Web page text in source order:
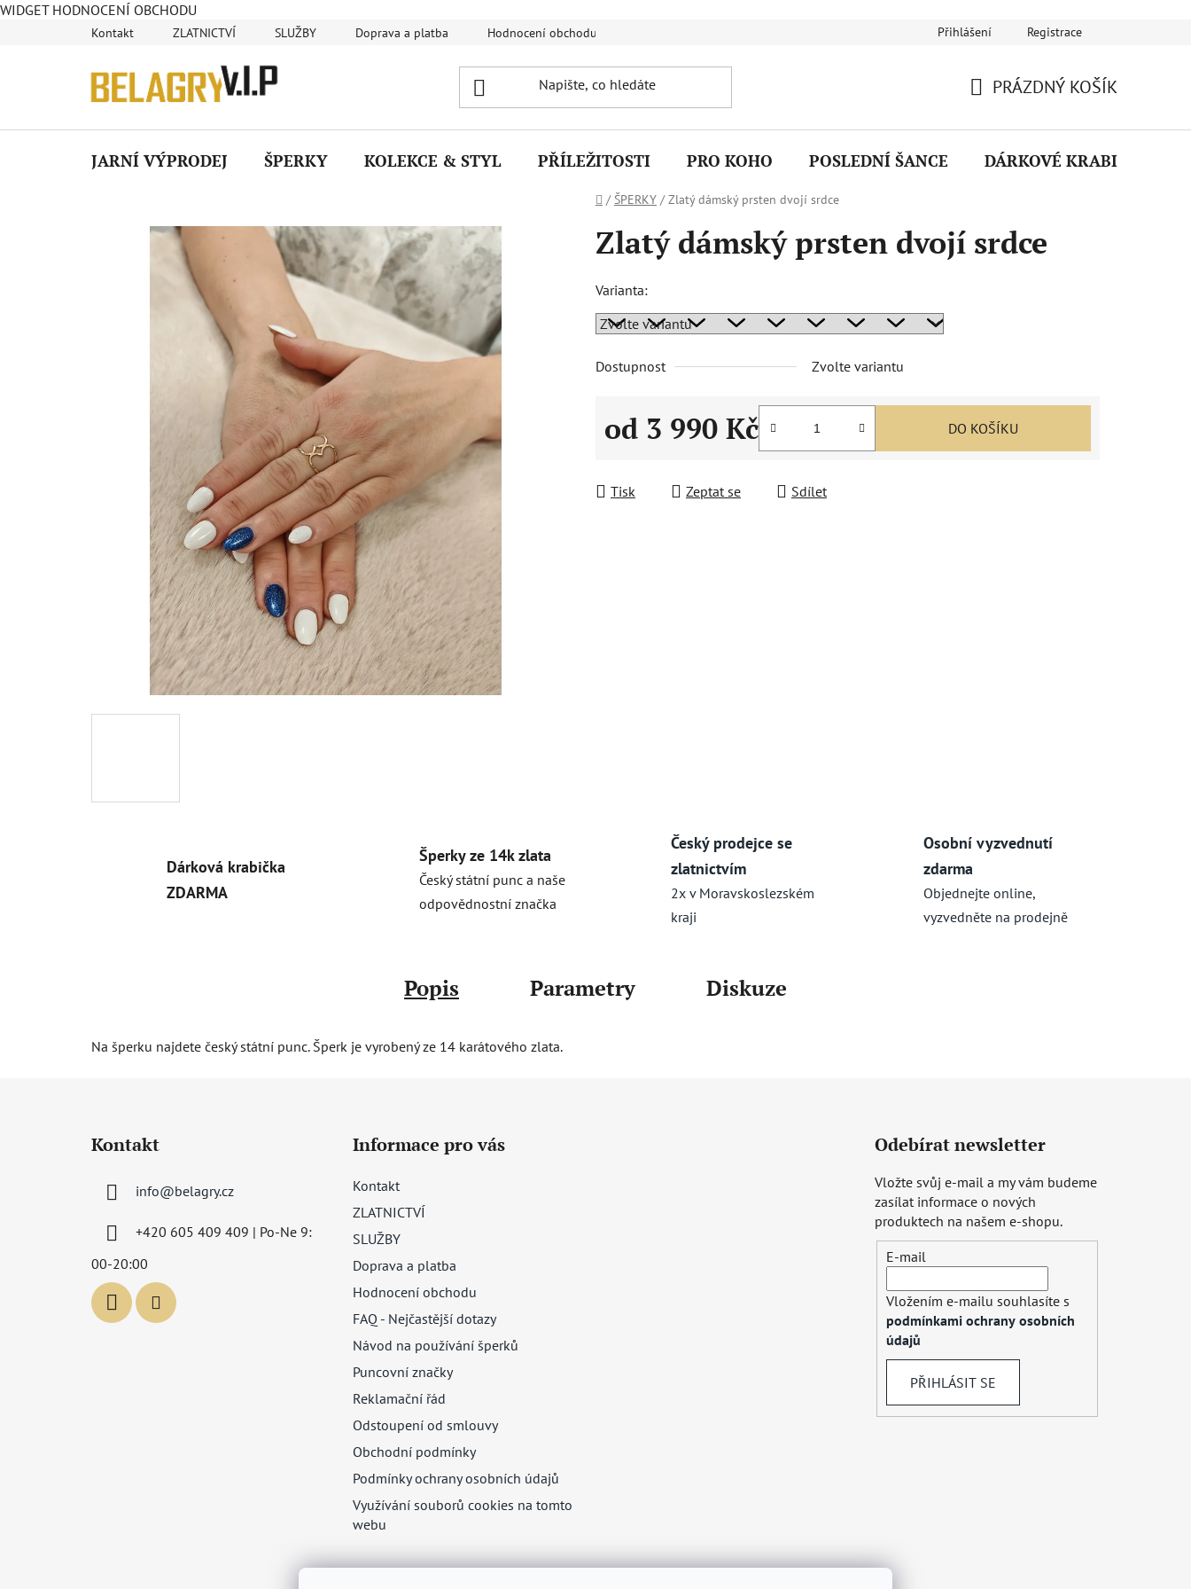
WIDGET HODNOCENÍ OBCHODU
Kontakt ZLATNICTVÍ SLUŽBY Doprava a platba Hodnocení obchodu Návod na používání šperků Puncovní značky
Přihlášení Registrace
KOŠÍK
PRÁZDNÝ KOŠÍK
JARNÍ VÝPRODEJ ŠPERKY KOLEKCE & STYL PŘÍLEŽITOSTI PRO KOHO POSLEDNÍ ŠANCE DÁRKOVÉ KRABIČKY
Domů
/ ŠPERKY / Zlatý dámský prsten dvojí srdce
Zlatý dámský prsten dvojí srdce
Varianta:
Dostupnost Zvolte variantu
od 3 990 Kč DO KOŠÍKU
Tisk Zeptat se Sdílet
Dárková krabička
ZDARMA
Šperky ze 14k zlata
Český státní punc a naše
odpovědnostní značka
Český prodejce se
zlatnictvím
2x v Moravskoslezském
kraji
Osobní vyzvednutí
zdarma
Objednejte online,
vyzvedněte na prodejně
Popis Parametry Diskuze
Na šperku najdete český státní punc. Šperk je vyrobený ze 14 karátového zlata.
Kontakt
info@belagry.cz
+420 605 409 409 | Po-Ne 9:
00-20:00
Informace pro vás
Kontakt
ZLATNICTVÍ
SLUŽBY
Doprava a platba
Hodnocení obchodu
FAQ - Nejčastější dotazy
Návod na používání šperků
Puncovní značky
Reklamační řád
Odstoupení od smlouvy
Obchodní podmínky
Podmínky ochrany osobních údajů
Využívání souborů cookies na tomto
webu
Odebírat newsletter
Vložte svůj e-mail a my vám budeme
zasílat informace o nových
produktech na našem e-shopu.
E-mail
Vložením e-mailu souhlasíte s
podmínkami ochrany osobních
údajů
PŘIHLÁSIT SE